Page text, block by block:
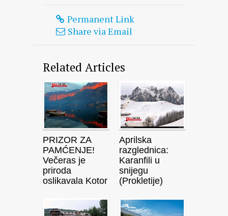
Permanent Link
Share via Email
Related Articles
PRIZOR ZA
PAMĆENJE!
Večeras je
priroda
oslikavala Kotor
Aprilska
razglednica:
Karanfili u
snijegu
(Prokletije)